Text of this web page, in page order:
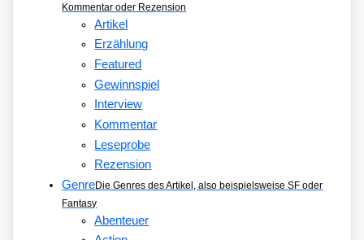
Kommentar oder Rezension
Artikel
Erzählung
Featured
Gewinnspiel
Interview
Kommentar
Leseprobe
Rezension
GenreDie Genres des Artikel, also beispielsweise SF oder
Fantasy
Abenteuer